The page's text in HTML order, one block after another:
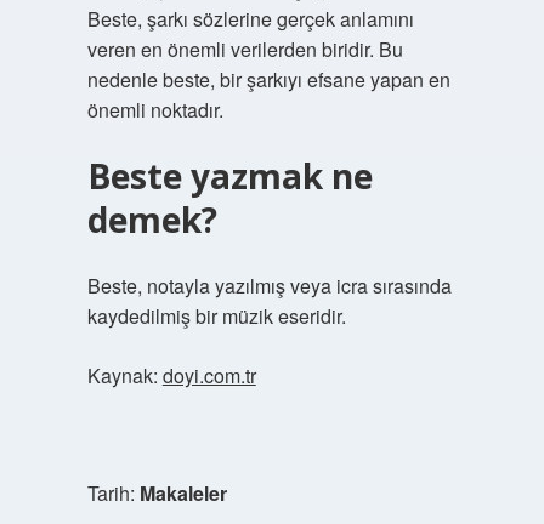
Beste, şarkı sözlerine gerçek anlamını
veren en önemli verilerden biridir. Bu
nedenle beste, bir şarkıyı efsane yapan en
önemli noktadır.
Beste yazmak ne
demek?
Beste, notayla yazılmış veya icra sırasında
kaydedilmiş bir müzik eseridir.
Kaynak: doyi.com.tr
Tarih: Makaleler